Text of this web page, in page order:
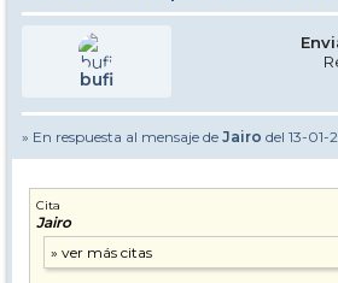
bufi
» En respuesta al mensaje de Jairo del 13-01-
Cita
Jairo